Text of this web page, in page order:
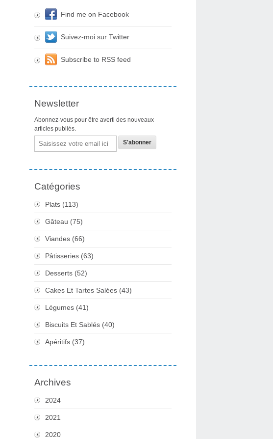
Find me on Facebook
Suivez-moi sur Twitter
Subscribe to RSS feed
Newsletter
Abonnez-vous pour être averti des nouveaux
articles publiés.
Email
Catégories
Plats (113)
Gâteau (75)
Viandes (66)
Pâtisseries (63)
Desserts (52)
Cakes Et Tartes Salées (43)
Légumes (41)
Biscuits Et Sablés (40)
Apéritifs (37)
Archives
2024
2021
2020